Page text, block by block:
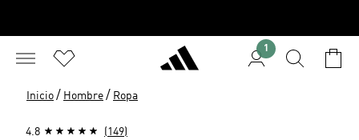
1
Inicio / Hombre / Ropa
4.8 (149)